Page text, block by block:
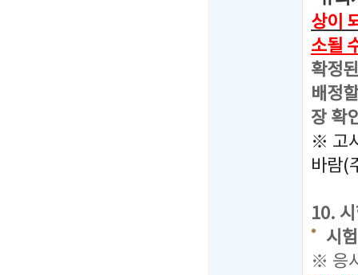
상이
소될
확정
배정
장 확
※ 고
바람(
10.
시
※ 응